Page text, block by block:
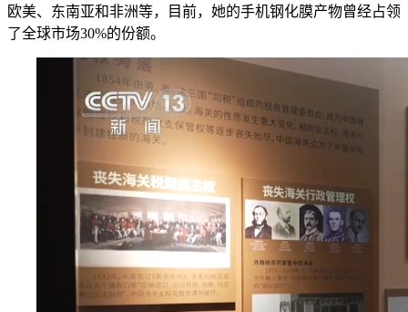
欧美、东南亚和非洲等，目前，她的手机钢化膜产物曾经占领
了全球市场30%的份额。